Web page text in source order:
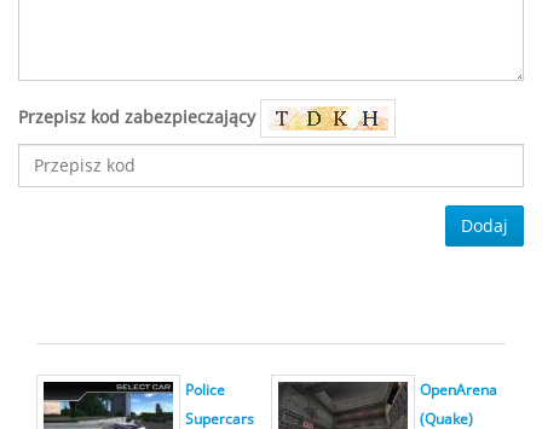
Przepisz kod zabezpieczający
Dodaj
Police
Supercars
OpenArena
(Quake)